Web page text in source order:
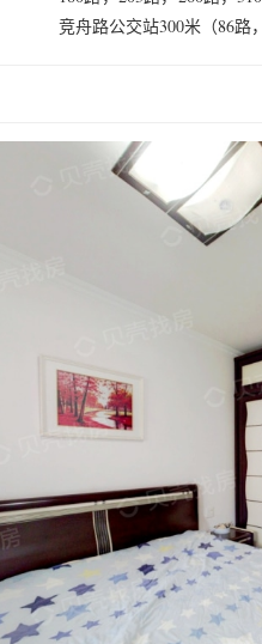
竞舟路公交站300米（86路